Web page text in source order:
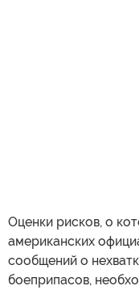
Оценки рисков, о
американских
сообщений о
боеприпасов,